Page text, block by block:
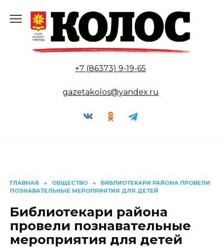
содержанию
+7 (86373) 9-19-65
gazetakolos@yandex.ru
ГЛАВНАЯ » ОБЩЕСТВО »
БИБЛИОТЕКАРИ РАЙОНА ПРОВЕЛИ
ПОЗНАВАТЕЛЬНЫЕ МЕРОПРИЯТИЯ ДЛЯ ДЕТЕЙ
Библиотекари района
провели познавательные
мероприятия для детей